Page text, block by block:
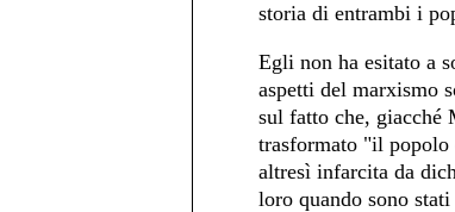
storia di entrambi i
Egli non ha esitato a
aspetti del marxismo
sul fatto che, giacché
trasformato "il popolo
altresì infarcita da
loro quando sono